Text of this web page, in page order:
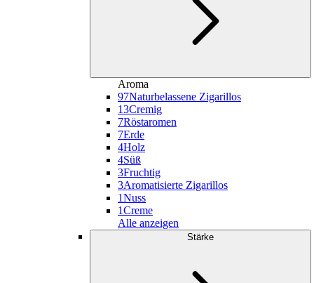
Aroma
97Naturbelassene Zigarillos
13Cremig
7Röstaromen
7Erde
4Holz
4Süß
3Fruchtig
3Aromatisierte Zigarillos
1Nuss
1Creme
Alle anzeigen
Stärke